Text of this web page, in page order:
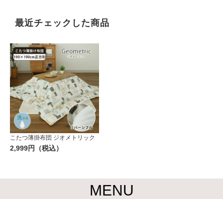
最近チェックした商品
こたつ薄掛布団 ジオメトリック
2,999円（税込）
MENU